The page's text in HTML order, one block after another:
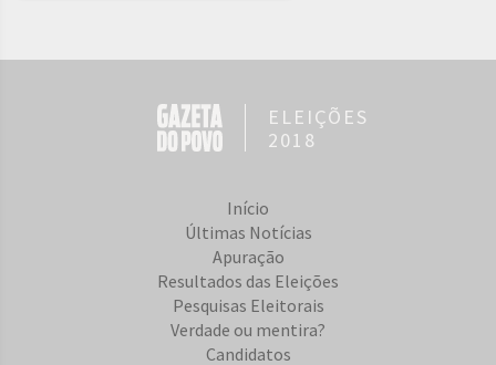
ELEIÇÕES
2018
Início
Últimas Notícias
Apuração
Resultados das Eleições
Pesquisas Eleitorais
Verdade ou mentira?
Candidatos